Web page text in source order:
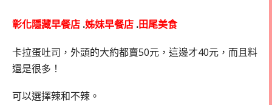
彰化隱藏早餐店 .姊妹早餐店 .田尾美食
卡拉蛋吐司，外頭的大約都賣50元，這邊才40元，而且料
還是很多！
可以選擇辣和不辣。